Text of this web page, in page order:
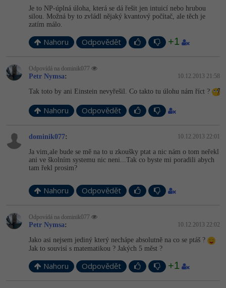
Django
Best practices
SQLite
3D grafik
Projektový manažer
Copywriter
VB.NET
-80%
Algoritmy
Umělá inteligence (AI)
Více
Fórum
Copywriting -30%
Time management
Windows
Sítě
Elektronický podpis
Fórum
Inkscape
Fotografování
Ostatní
Fórum
Je to NP-úplná úloha, která se dá řešit jen intuicí nebo hrubou
silou. Možná by to zvládl nějaký kvantový počítač, ale těch je
zatím málo.
Nahoru Odpovědět +1
Odpovídá na dominik077
Petr Nymsa: 10.12.2013 21:58
Tak toto by ani Einstein nevyřešil. Co takto tu úlohu nám říct ?
Nahoru Odpovědět
dominik077: 10.12.2013 22:01
Ja vim,ale bude se mě na to u zkoušky ptat a nic nám o tom neřekl
ani ve školním systemu nic neni...Tak co byste mi poradili abych
tam řekl prosim?
Nahoru Odpovědět
Odpovídá na dominik077
Petr Nymsa: 10.12.2013 22:02
Jako asi nejsem jediný který nechápe absolutně na co se ptáš ?
Jak to souvisí s matematikou ? Jakých 5 měst ?
Nahoru Odpovědět +1